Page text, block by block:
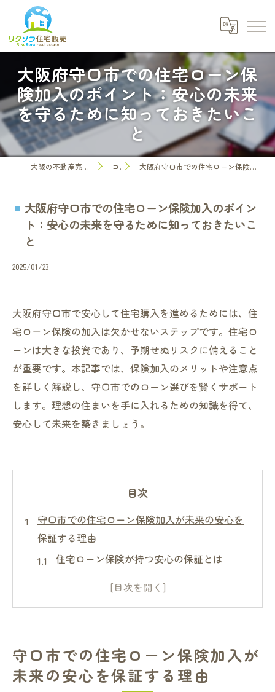
大阪府守口市での住宅ローン保
険加入のポイント：安心の未来
を守るために知っておきたいこ
と
大阪の不動産売却なら株式会社リクソラ住宅販売 コラム 大阪府守口市での住宅ローン保険加入のポイント：安心の未来を守るために知っておきたいこと
大阪府守口市での住宅ローン保険加入のポイン
ト：安心の未来を守るために知っておきたいこ
と
2025/01/23
大阪府守口市で安心して住宅購入を進めるためには、住
宅ローン保険の加入は欠かせないステップです。住宅ロ
ーンは大きな投資であり、予期せぬリスクに備えること
が重要です。本記事では、保険加入のメリットや注意点
を詳しく解説し、守口市でのローン選びを賢くサポート
します。理想の住まいを手に入れるための知識を得て、
安心して未来を築きましょう。
目次
守口市での住宅ローン保険加入が未来の安心を
保証する理由
住宅ローン保険が持つ安心の保証とは
守口市特有の住宅事情と保険の重要性
未来を見据えた住宅ローン保険の選び方
住宅ローン保険のメリット守口市での安心な住
守口市での住宅ローン保険加入が
未来の安心を保証する理由